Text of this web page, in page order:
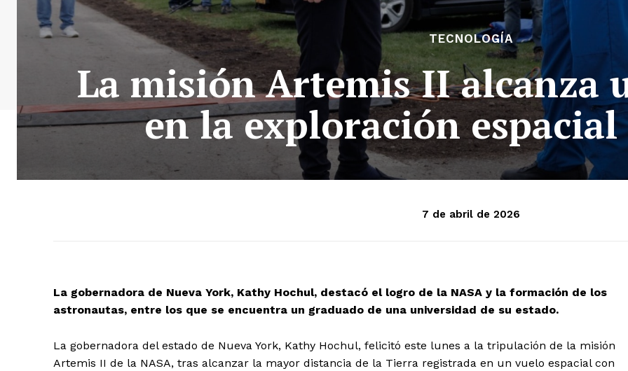
TECNOLOGÍA
La misión Artemis II alcanza
en la exploración
7 de abril de 2026
La gobernadora de Nueva York, Kathy Hochul, destacó el logro de la NASA y la formación de los
astronautas, entre los que se encuentra un graduado de una universidad de su estado.
La gobernadora del estado de Nueva York, Kathy Hochul, felicitó este lunes a la tripulación de la misión
Artemis II de la NASA, tras alcanzar la mayor distancia de la Tierra registrada en un vuelo espacial con